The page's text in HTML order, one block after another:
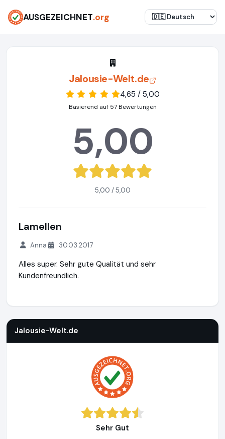
AUSGEZEICHNET.org
Jalousie-Welt.de
4,65 / 5,00
Basierend auf 57 Bewertungen
5,00
5,00 / 5,00
Lamellen
Anna 30.03.2017
Alles super. Sehr gute Qualität und sehr
Kundenfreundlich.
Jalousie-Welt.de
Sehr Gut